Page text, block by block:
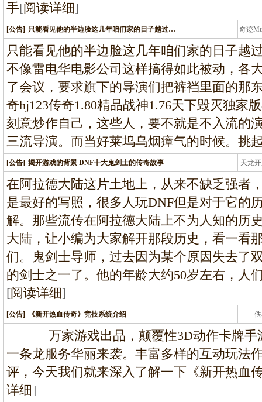
手[阅读详细]
[公告] 只能看见他的半边脸这几年咱们家的日子越过… 奇迹
条
只能看见他的半边脸这几年咱们家的日子越
不像雷电华电影公司这样搞得如此被动，各
了会议，要求旗下的导演们把裤裆里面的那
奇hj123传奇1.80精品战神1.76天下毁灭独家
刻意炒作自己，这些人，要不就是不入流的
三流导演。而当好莱坞乌烟瘴气的时候。挑
[公告] 揭开游戏的背景 DNF十大鬼剑士的传奇故事 天龙
在阿拉德大陆这片土地上，从来不缺乏强者
是最好的写照，很多人玩DNF但是对于它的
解。那些流传在阿拉德大陆上不为人知的历
大陆，让小编为大家解开那段历史，看一看
们。鬼剑士导师，过去因为某个原因失去了
的剑士之一了。他的年龄大约50岁左右，人
[阅读详细]
[公告] 《新开热血传奇》竞技系统介绍
万家游戏出品，颠覆性3D动作卡牌手
一条龙服务华丽来袭。丰富多样的互动玩法
评，今天我们就来深入了解一下《新开热
详细]